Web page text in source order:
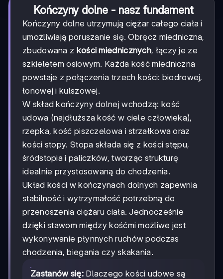
Kończyny dolne - nasz fundament
Kończyny dolne utrzymują ciężar całego ciała i
umożliwiają poruszanie się. Obręcz miedniczna,
zbudowana z kości miednicznych, łączy je ze
szkieletem osiowym. Każda kość miedniczna
powstaje z połączenia trzech kości: biodrowej,
łonowej i kulszowej.
W skład kończyny dolnej wchodzą: kość
udowa (najdłuższa kość w ciele człowieka),
rzepka, kość piszczelowa i strzałkowa oraz
kości stopy. Stopa składa się z kości stępu,
śródstopia i paliczków, tworząc strukturę
idealnie przystosowaną do chodzenia.
Układ kości w kończynach dolnych zapewnia
stabilność i wytrzymałość potrzebną do
przenoszenia ciężaru ciała. Jednocześnie
dzięki stawom między kośćmi możliwe jest
wykonywanie płynnych ruchów podczas
chodzenia, biegania czy skakania.
Zastanów się:Dlaczego kości udowe są